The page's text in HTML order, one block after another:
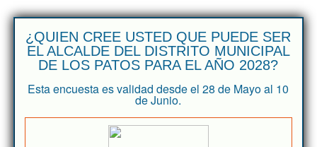
¿QUIEN CREE USTED QUE PUEDE SER
EL ALCALDE DEL DISTRITO MUNICIPAL
DE LOS PATOS PARA EL AÑO 2028?
Esta encuesta es validad desde el 28 de Mayo al 10
de Junio.